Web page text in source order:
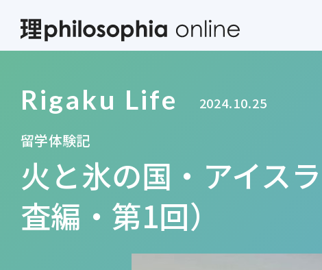
Rigaku Life 2024.10.25
留学体験記
火と氷の国・アイス
査編・第1回）